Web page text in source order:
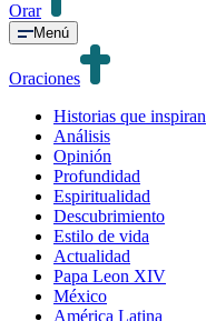
Orar
Menú
Oraciones
Historias que inspiran
Análisis
Opinión
Profundidad
Espiritualidad
Descubrimiento
Estilo de vida
Actualidad
Papa Leon XIV
México
América Latina